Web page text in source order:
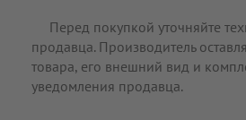
Перед покупкой уточняйте
продавца. Производитель
товара, его внешний вид и
уведомления продавца.